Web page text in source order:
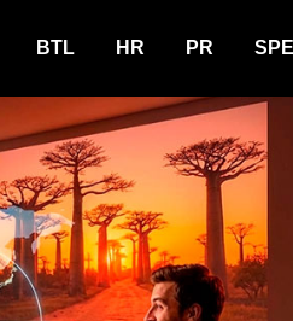
BTL HR PR